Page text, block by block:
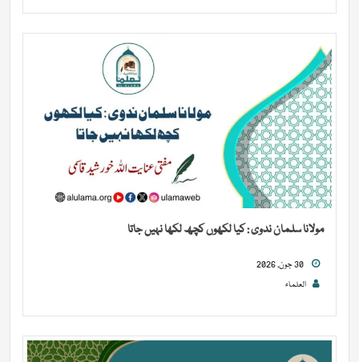
مولانا سلمان ندوی : کیا لکھوں کچھ لکھا نہیں جاتا
العلماء